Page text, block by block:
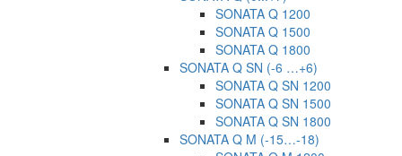
SONATA Q 1200
SONATA Q 1500
SONATA Q 1800
SONATA Q SN (-6 …+6)
SONATA Q SN 1200
SONATA Q SN 1500
SONATA Q SN 1800
SONATA Q M (-15…-18)